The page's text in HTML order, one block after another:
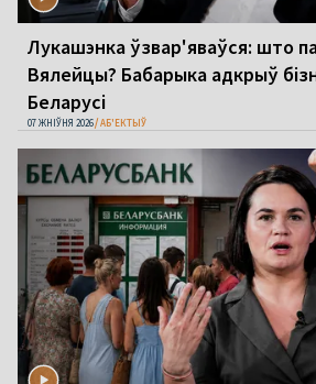
Лукашэнка ўзвар'яваўся: што
Вялейцы? Бабарыка адкрыў
Беларусі
07 ЖНІЎНЯ 2026 АБ'ЕКТЫЎ